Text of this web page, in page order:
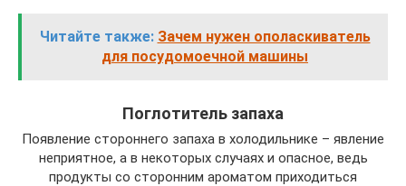
Читайте также: Зачем нужен ополаскиватель
для посудомоечной машины
Поглотитель запаха
Появление стороннего запаха в холодильнике – явление
неприятное, а в некоторых случаях и опасное, ведь
продукты со сторонним ароматом приходиться